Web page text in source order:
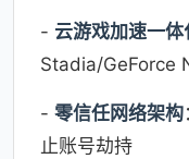
- 云游戏加速一体
Stadia/GeForce
- 零信任网络架构
止账号劫持